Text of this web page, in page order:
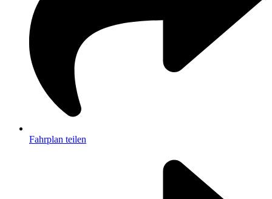
Fahrplan teilen